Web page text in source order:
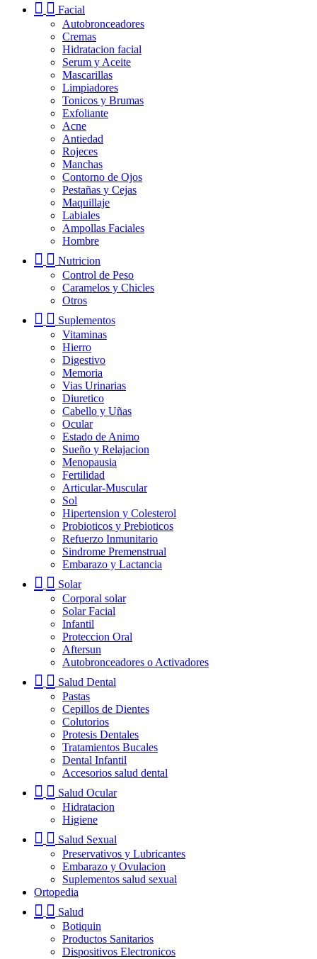
Facial
Autobronceadores
Cremas
Hidratacion facial
Serum y Aceite
Mascarillas
Limpiadores
Tonicos y Brumas
Exfoliante
Acne
Antiedad
Rojeces
Manchas
Contorno de Ojos
Pestañas y Cejas
Maquillaje
Labiales
Ampollas Faciales
Hombre
Nutricion
Control de Peso
Caramelos y Chicles
Otros
Suplementos
Vitaminas
Hierro
Digestivo
Memoria
Vias Urinarias
Diuretico
Cabello y Uñas
Ocular
Estado de Animo
Sueño y Relajacion
Menopausia
Fertilidad
Articular-Muscular
Sol
Hipertension y Colesterol
Probioticos y Prebioticos
Refuerzo Inmunitario
Sindrome Premenstrual
Embarazo y Lactancia
Solar
Corporal solar
Solar Facial
Infantil
Proteccion Oral
Aftersun
Autobronceadores o Activadores
Salud Dental
Pastas
Cepillos de Dientes
Colutorios
Protesis Dentales
Tratamientos Bucales
Dental Infantil
Accesorios salud dental
Salud Ocular
Hidratacion
Higiene
Salud Sexual
Preservativos y Lubricantes
Embarazo y Ovulacion
Suplementos salud sexual
Ortopedia
Salud
Botiquin
Productos Sanitarios
Dispositivos Electronicos